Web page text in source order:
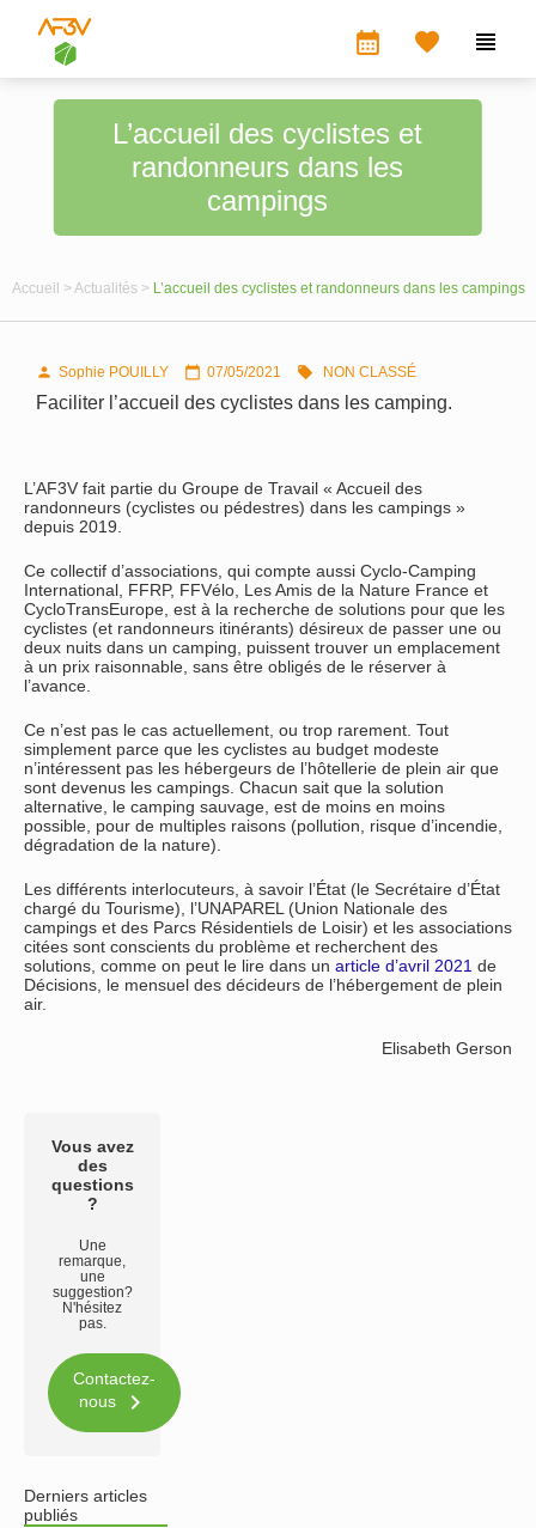
calendar_month  
L’accueil des cyclistes et
randonneurs dans les
campings
Accueil > Actualités > L’accueil des cyclistes et randonneurs dans les campings
 Sophie POUILLY  07/05/2021  NON CLASSÉ
Faciliter l’accueil des cyclistes dans les camping.
L’AF3V fait partie du Groupe de Travail « Accueil des
randonneurs (cyclistes ou pédestres) dans les campings »
depuis 2019.
Ce collectif d’associations, qui compte aussi Cyclo-Camping
International, FFRP, FFVélo, Les Amis de la Nature France et
CycloTransEurope, est à la recherche de solutions pour que les
cyclistes (et randonneurs itinérants) désireux de passer une ou
deux nuits dans un camping, puissent trouver un emplacement
à un prix raisonnable, sans être obligés de le réserver à
l’avance.
Ce n’est pas le cas actuellement, ou trop rarement. Tout
simplement parce que les cyclistes au budget modeste
n’intéressent pas les hébergeurs de l’hôtellerie de plein air que
sont devenus les campings. Chacun sait que la solution
alternative, le camping sauvage, est de moins en moins
possible, pour de multiples raisons (pollution, risque d’incendie,
dégradation de la nature).
Les différents interlocuteurs, à savoir l’État (le Secrétaire d’État
chargé du Tourisme), l’UNAPAREL (Union Nationale des
campings et des Parcs Résidentiels de Loisir) et les associations
citées sont conscients du problème et recherchent des
solutions, comme on peut le lire dans un article d’avril 2021 de
Décisions, le mensuel des décideurs de l’hébergement de plein
air.
Elisabeth Gerson
Vous avez
des
questions
?
Une
remarque,
une
suggestion?
N'hésitez
pas.
Contactez-
nous

Derniers articles
publiés